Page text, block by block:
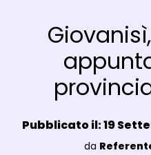
Data e ora:
Pubblicato il: 19
Luogo:
da